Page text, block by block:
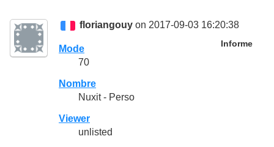
floriangouy on 2017-09-03 16:20:38
Informe
Mode
70
Nombre
Nuxit - Perso
Viewer
unlisted